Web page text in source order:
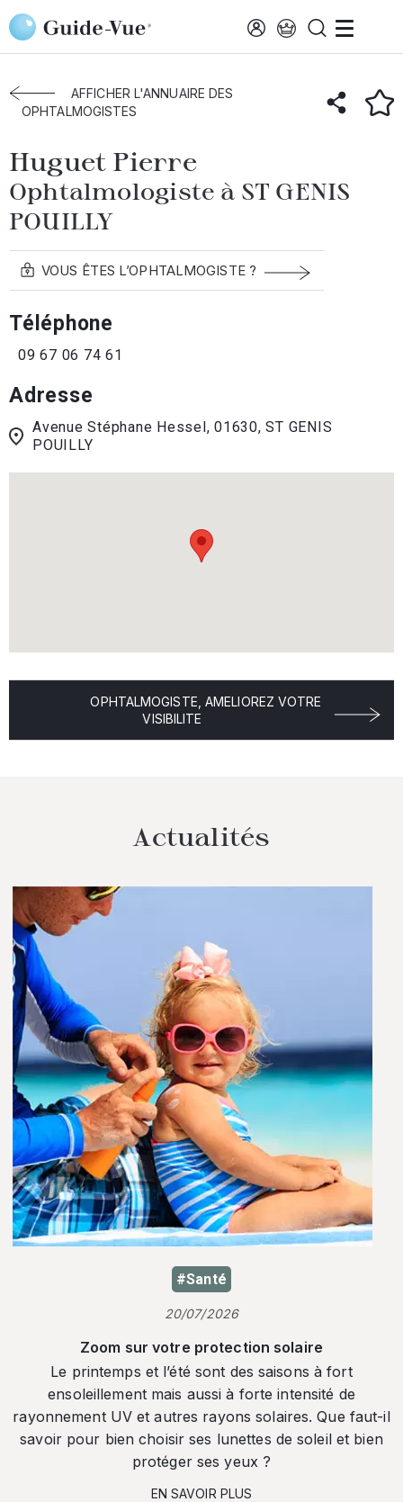
Aller au contenu principal
Accueil Annuaire des ophtalmologistes
St-Genis-Pouilly
Huguet Pierre
AFFICHER L'ANNUAIRE DES
OPHTALMOGISTES
Huguet Pierre
Ophtalmologiste à ST GENIS
POUILLY
VOUS ÊTES L’OPHTALMOGISTE ?
Téléphone
09 67 06 74 61
Adresse
Avenue Stéphane Hessel, 01630, ST GENIS
POUILLY
OPHTALMOGISTE, AMELIOREZ VOTRE
VISIBILITE
Actualités
#Santé
20/07/2026
Zoom sur votre protection solaire
Le printemps et l’été sont des saisons à fort
ensoleillement mais aussi à forte intensité de
rayonnement UV et autres rayons solaires. Que faut-il
savoir pour bien choisir ses lunettes de soleil et bien
protéger ses yeux ?
EN SAVOIR PLUS